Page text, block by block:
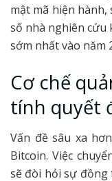
mật mã hiện
số nhà nghiên cứu
sớm nhất vào năm
Cơ chế
tính quyết
Vấn đề sâu xa
Bitcoin. Việc
sẽ đòi hỏi sự